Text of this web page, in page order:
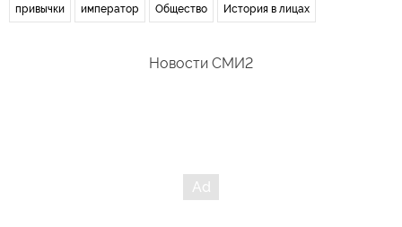
привычки император Общество История в лицах
Новости СМИ2